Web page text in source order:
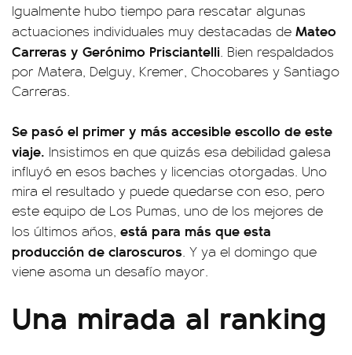
Igualmente hubo tiempo para rescatar algunas
actuaciones individuales muy destacadas de Mateo
Carreras y Gerónimo Prisciantelli. Bien respaldados
por Matera, Delguy, Kremer, Chocobares y Santiago
Carreras.
Se pasó el primer y más accesible escollo de este
viaje. Insistimos en que quizás esa debilidad galesa
influyó en esos baches y licencias otorgadas. Uno
mira el resultado y puede quedarse con eso, pero
este equipo de Los Pumas, uno de los mejores de
los últimos años, está para más que esta
producción de claroscuros. Y ya el domingo que
viene asoma un desafío mayor.
Una mirada al ranking